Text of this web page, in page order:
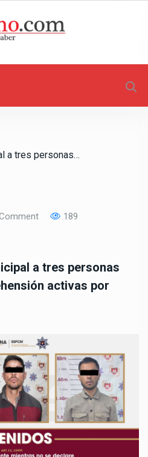
/ Asegura Policía Municipal a tres personas con órdenes de aprehensión activas por diversos delitos
189
a tres personas
activas por